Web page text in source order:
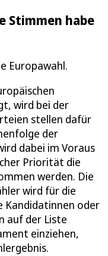
Stimmen habe
Europawahl.
wird bei der
stellen dafür
der
dabei im Voraus
Priorität die
werden. Die
wird für die
Kandidatinnen oder
auf der Liste
einziehen,